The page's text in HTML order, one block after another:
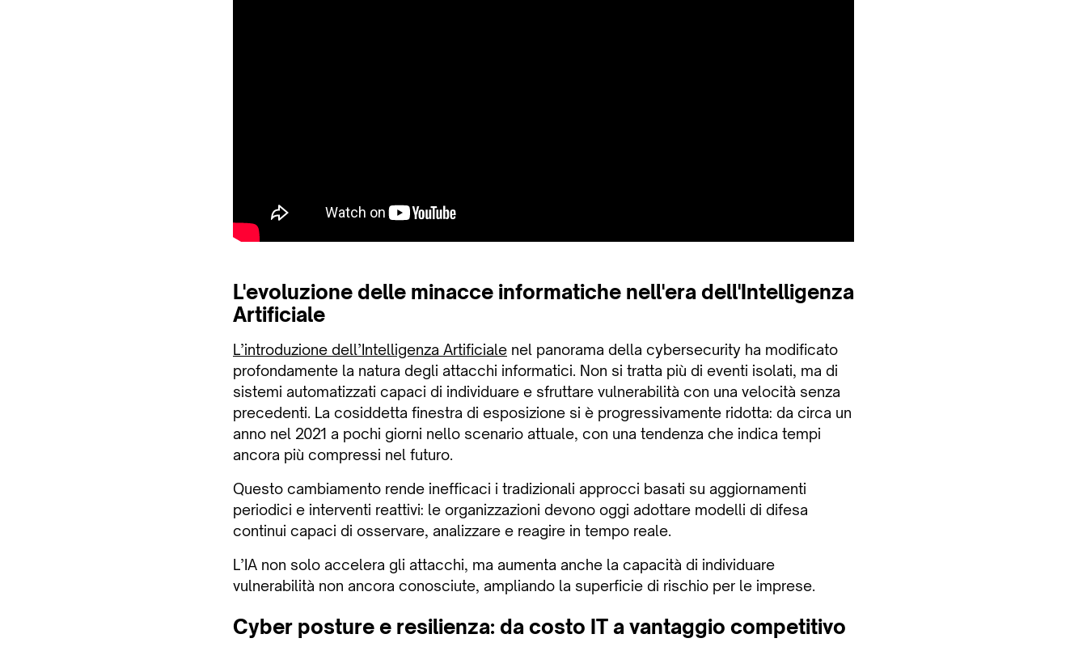
L'evoluzione delle minacce informatiche nell'era dell'Intelligenza
Artificiale
L’introduzione dell’Intelligenza Artificiale nel panorama della cybersecurity ha modificato
profondamente la natura degli attacchi informatici. Non si tratta più di eventi isolati, ma di
sistemi automatizzati capaci di individuare e sfruttare vulnerabilità con una velocità senza
precedenti. La cosiddetta finestra di esposizione si è progressivamente ridotta: da circa un
anno nel 2021 a pochi giorni nello scenario attuale, con una tendenza che indica tempi
ancora più compressi nel futuro.
Questo cambiamento rende inefficaci i tradizionali approcci basati su aggiornamenti
periodici e interventi reattivi: le organizzazioni devono oggi adottare modelli di difesa
continui capaci di osservare, analizzare e reagire in tempo reale.
L’IA non solo accelera gli attacchi, ma aumenta anche la capacità di individuare
vulnerabilità non ancora conosciute, ampliando la superficie di rischio per le imprese.
Cyber posture e resilienza: da costo IT a vantaggio competitivo